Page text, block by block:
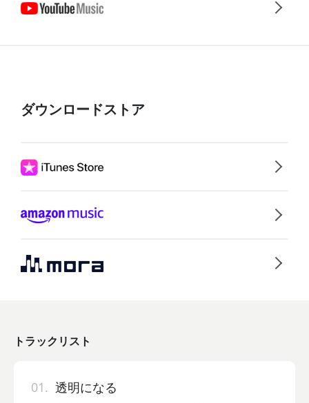
ダウンロードストア
トラックリスト
01. 透明になる